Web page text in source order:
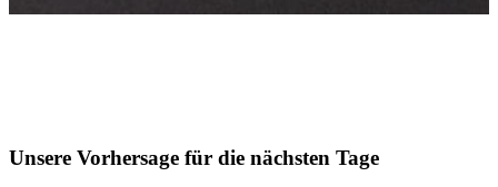
Unsere Vorhersage für die nächsten Tage